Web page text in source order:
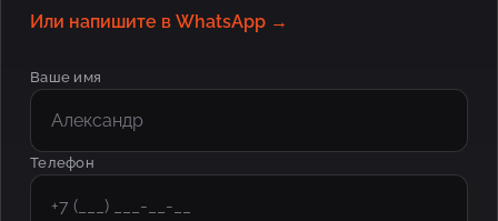
Или напишите в WhatsApp →
Ваше имя
Телефон